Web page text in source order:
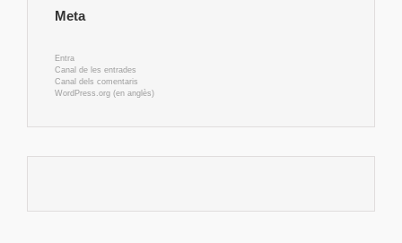
Meta
Entra
Canal de les entrades
Canal dels comentaris
WordPress.org (en anglès)